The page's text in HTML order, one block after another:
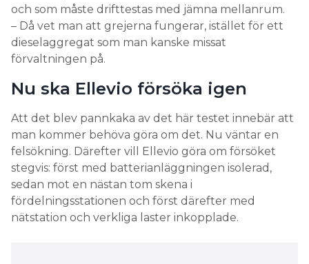
och som måste drifttestas med jämna mellanrum.
– Då vet man att grejerna fungerar, istället för ett
dieselaggregat som man kanske missat
förvaltningen på.
Nu ska Ellevio försöka igen
Att det blev pannkaka av det här testet innebär att
man kommer behöva göra om det. Nu väntar en
felsökning. Därefter vill Ellevio göra om försöket
stegvis: först med batterianläggningen isolerad,
sedan mot en nästan tom skena i
fördelningsstationen och först därefter med
nätstation och verkliga laster inkopplade.